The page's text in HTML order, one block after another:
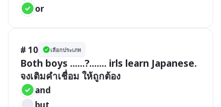
or
# 10 เลือกประเภท
Both boys ......?....... irls learn Japanese.
จงเติมคำเชื่อม ให้ถูกต้อง
and
but